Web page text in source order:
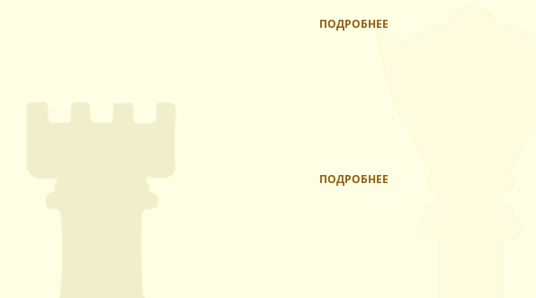
ПОДРОБНЕЕ
ПОДРОБНЕЕ